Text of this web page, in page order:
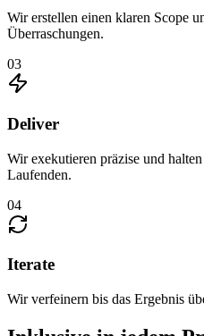
Wir erstellen einen klaren Scope
Überraschungen.
03
Deliver
Wir exekutieren präzise und
Laufenden.
04
Iterate
Wir verfeinern bis das Ergebnis